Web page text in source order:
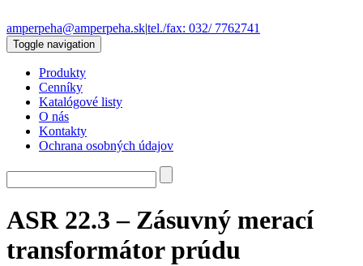
amperpeha@amperpeha.sk|tel./fax: 032/ 7762741
Toggle navigation
Produkty
Cenníky
Katalógové listy
O nás
Kontakty
Ochrana osobných údajov
ASR 22.3 – Zásuvný merací
transformátor prúdu